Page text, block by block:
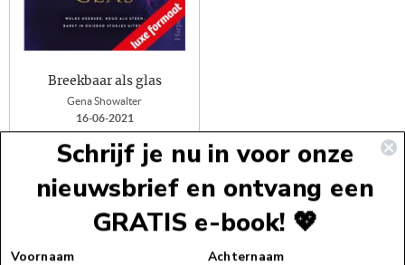
Breekbaar als glas
Gena Showalter
16-06-2021
E-Book €7,99
Boek €21,99
Schrijf je nu in voor onze
nieuwsbrief en ontvang een
GRATIS e-book! 💖
Voornaam Achternaam